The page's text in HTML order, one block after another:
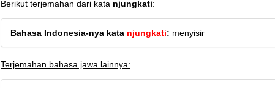
Berikut terjemahan dari kata njungkati:
Bahasa Indonesia-nya kata njungkati: menyisir
Terjemahan bahasa jawa lainnya: